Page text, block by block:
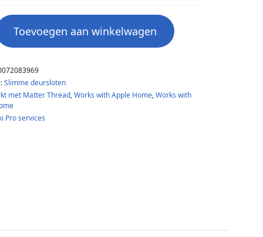
Toevoegen aan winkelwagen
Slimme deursloten
met Matter Thread,Works with Apple Home,Works with
Pro services